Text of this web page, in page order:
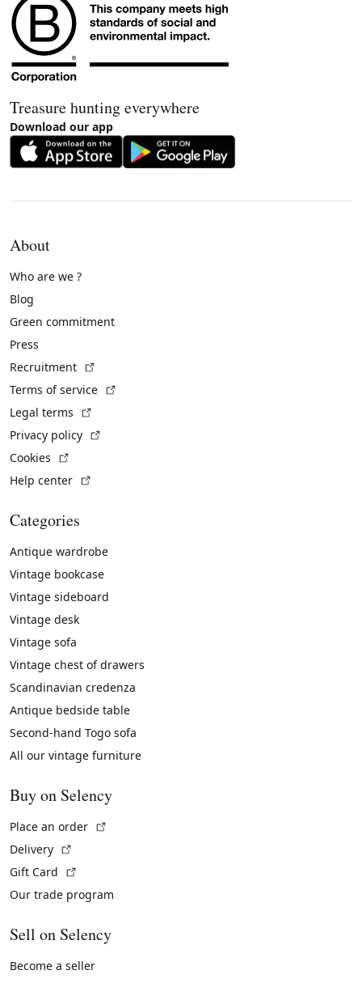
Treasure hunting everywhere
Download our app
About
Who are we ?
Blog
Green commitment
Press
Recruitment
Terms of service
Legal terms
Privacy policy
Cookies
Help center
Categories
Antique wardrobe
Vintage bookcase
Vintage sideboard
Vintage desk
Vintage sofa
Vintage chest of drawers
Scandinavian credenza
Antique bedside table
Second-hand Togo sofa
All our vintage furniture
Buy on Selency
Place an order
Delivery
Gift Card
Our trade program
Sell on Selency
Become a seller